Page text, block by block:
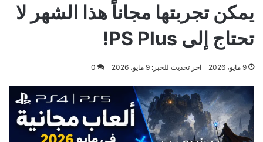
يمكن تجربتها مجاناً هذا الشهر لا
تحتاج إلى PS Plus!
9 مايو، 2026 اخر تحديث للخبر: 9 مايو، 2026 0